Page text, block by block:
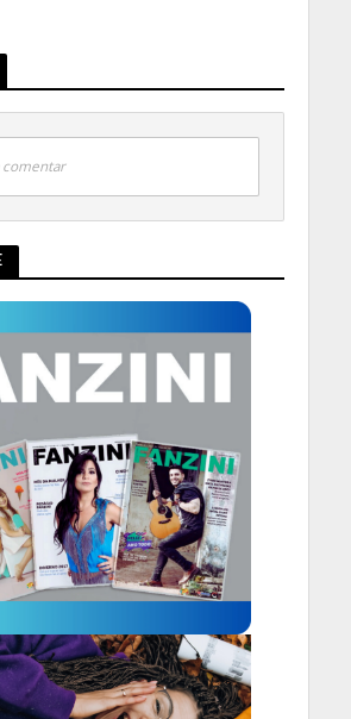
comentar